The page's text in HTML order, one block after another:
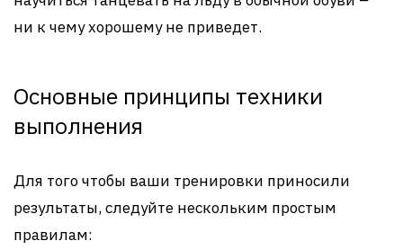
ни к чему хорошему не приведет.
Основные принципы техники
выполнения
Для того чтобы ваши тренировки приносили
результаты, следуйте нескольким простым
правилам: